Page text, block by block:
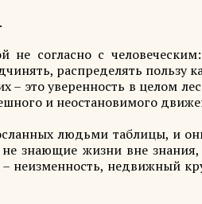
не согласно с
распределять пользу
– это уверенность в целом
и неостановимого
людьми таблицы, и
знающие жизни вне
неизменность, недвижный